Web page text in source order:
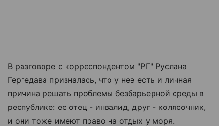
В разговоре с корреспондентом "РГ" Руслана
Гергедава призналась, что у нее есть и личная
причина решать проблемы безбарьерной среды в
республике: ее отец - инвалид, друг - колясочник,
и они тоже имеют право на отдых у моря.